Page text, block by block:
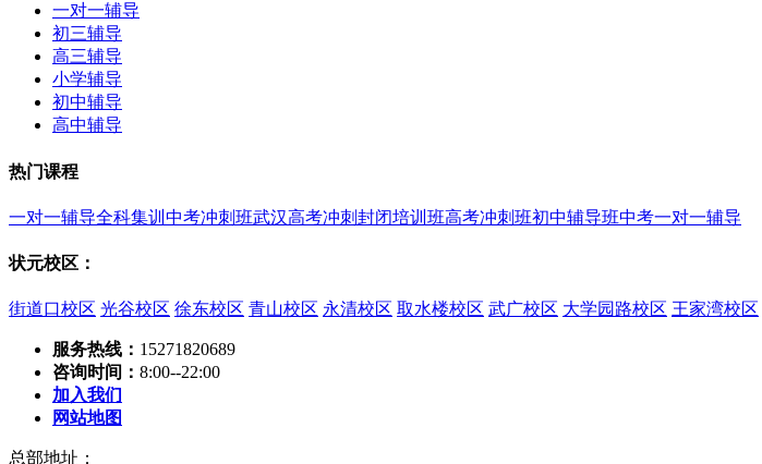
一对一辅导
初三辅导
高三辅导
小学辅导
初中辅导
高中辅导
热门课程
一对一辅导全科集训 中考冲刺班武汉高考冲刺封闭培训班高考冲刺班初中辅导班中考一对一辅导
状元校区：
街道口校区 光谷校区 徐东校区 青山校区 永清校区 取水楼校区 武广校区 大学园路校区 王家湾校区
服务热线： 15271820689
咨询时间： 8:00--22:00
加入我们
网站地图
总部地址：